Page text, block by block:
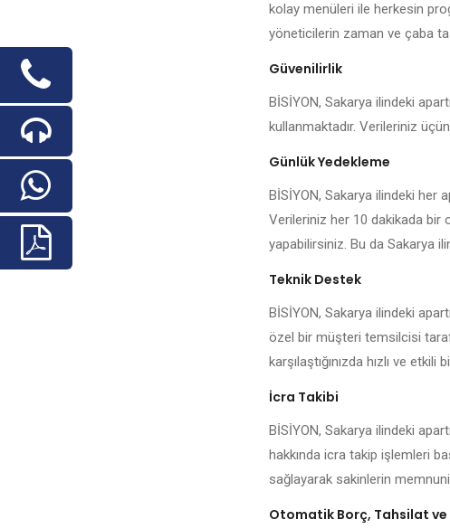
kolay menüleri ile herkesin
yöneticilerin zaman ve çaba
Güvenilirlik
BİSİYON, Sakarya ilindeki
kullanmaktadır. Verileriniz
Günlük Yedekleme
BİSİYON, Sakarya ilindeki her
Verileriniz her 10 dakikada bir
yapabilirsiniz. Bu da Sakarya
Teknik Destek
BİSİYON, Sakarya ilindeki
özel bir müşteri temsilcisi
karşılaştığınızda hızlı ve
İcra Takibi
BİSİYON, Sakarya ilindeki
hakkında icra takip işlemleri
sağlayarak sakinlerin
Otomatik Borç, Tahsilat